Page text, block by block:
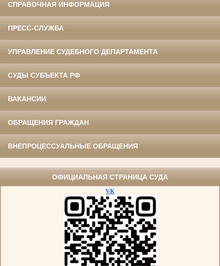
СПРАВОЧНАЯ ИНФОРМАЦИЯ
ПРЕСС-СЛУЖБА
УПРАВЛЕНИЕ СУДЕБНОГО ДЕПАРТАМЕНТА
СУДЫ СУБЪЕКТА РФ
ВАКАНСИИ
ОБРАЩЕНИЯ ГРАЖДАН
ВНЕПРОЦЕССУАЛЬНЫЕ ОБРАЩЕНИЯ
ОФИЦИАЛЬНАЯ СТРАНИЦА СУДА
VK